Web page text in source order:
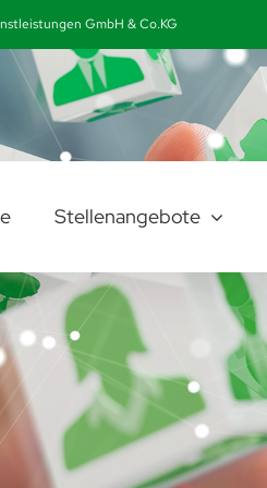
GmbH & Co.KG
Stellenangebote